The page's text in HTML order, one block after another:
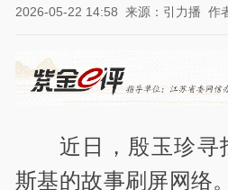
2026-05-22 14:58 来源：引力播 作
近日，殷玉珍寻
斯基的故事刷屏网络